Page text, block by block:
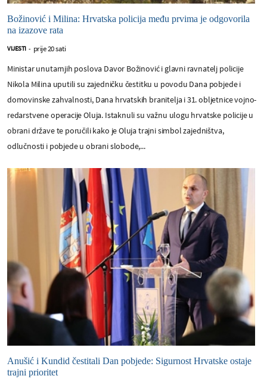
Božinović i Milina: Hrvatska policija među prvima je odgovorila
na izazove rata
VIJESTI - prije 20 sati
Ministar unutarnjih poslova Davor Božinović i glavni ravnatelj policije
Nikola Milina uputili su zajedničku čestitku u povodu Dana pobjede i
domovinske zahvalnosti, Dana hrvatskih branitelja i 31. obljetnice vojno-
redarstvene operacije Oluja. Istaknuli su važnu ulogu hrvatske policije u
obrani države te poručili kako je Oluja trajni simbol zajedništva,
odlučnosti i pobjede u obrani slobode,...
Anušić i Kundid čestitali Dan pobjede: Sigurnost Hrvatske ostaje
trajni prioritet